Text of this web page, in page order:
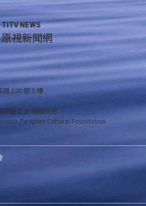
TITV NEWS
原視新聞網
120 號 5 樓
業基金會 版權所有
Peoples Cultural Foundation